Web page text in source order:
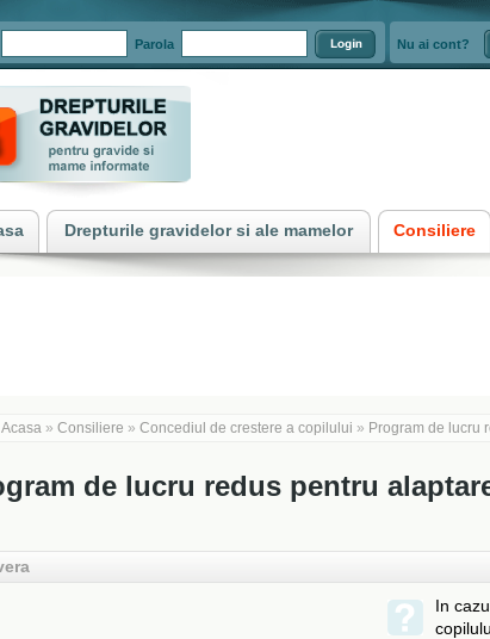
Acasa » Consiliere » Concediul de crestere a copilului » Program de lucru
de lucru redus pentru
In
Parola Nu ai cont?
Drepturile gravidelor si ale mamelor Consiliere